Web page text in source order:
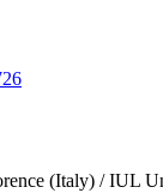
(Italy) / IUL